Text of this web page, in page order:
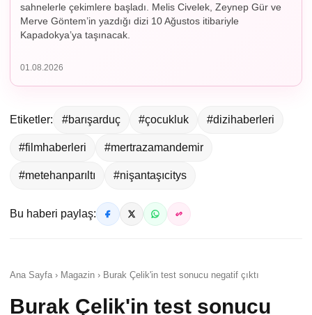
sahnelerle çekimlere başladı. Melis Civelek, Zeynep Gür ve
Merve Göntem’in yazdığı dizi 10 Ağustos itibariyle
Kapadokya’ya taşınacak.
01.08.2026
Etiketler: #barışarduç #çocukluk #dizihaberleri
#filmhaberleri #mertrazamandemir
#metehanparıltı #nişantaşıcitys
Bu haberi paylaş:
Ana Sayfa › Magazin › Burak Çelik'in test sonucu negatif çıktı
Burak Çelik'in test sonucu